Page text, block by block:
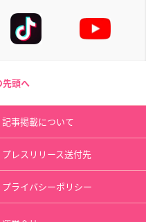
先頭へ
記事掲載について
プレスリリース送付先
プライバシーポリシー